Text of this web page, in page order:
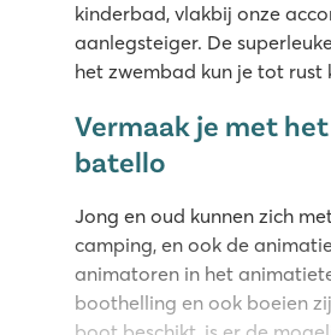
kinderbad, vlakbij onze
aanlegsteiger. De
het zwembad kun je tot rust
Vermaak je met
batello
Jong en oud kunnen zich
camping, en ook de
animatoren in het
boothelling en ook boeien